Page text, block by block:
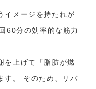
イメージを持たれが
60分の効率的な筋力
を上げて「脂肪が燃
す。 そのため、リバ